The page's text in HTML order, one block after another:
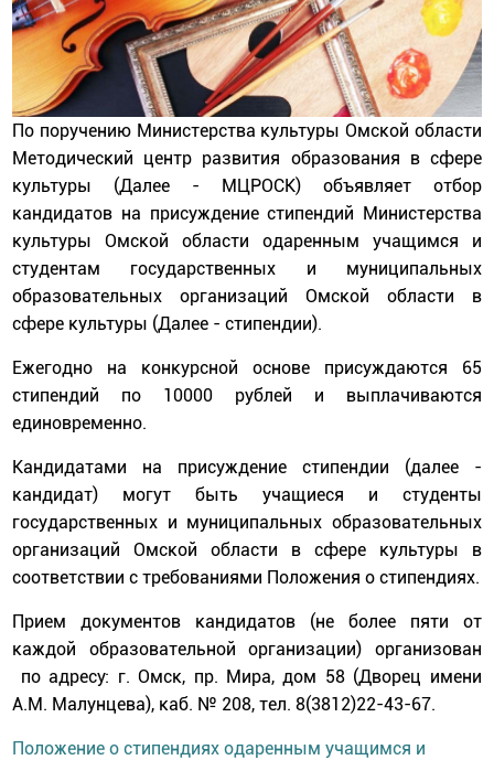
По поручению Министерства культуры Омской области
Методический центр развития образования в сфере
культуры (Далее - МЦРОСК) объявляет отбор
кандидатов на присуждение стипендий Министерства
культуры Омской области одаренным учащимся и
студентам государственных и муниципальных
образовательных организаций Омской области в
сфере культуры (Далее - стипендии).
Ежегодно на конкурсной основе присуждаются 65
стипендий по 10000 рублей и выплачиваются
единовременно.
Кандидатами на присуждение стипендии (далее -
кандидат) могут быть учащиеся и студенты
государственных и муниципальных образовательных
организаций Омской области в сфере культуры в
соответствии с требованиями Положения о стипендиях.
Прием документов кандидатов (не более пяти от
каждой образовательной организации) организован
по адресу: г. Омск, пр. Мира, дом 58 (Дворец имени
А.М. Малунцева), каб. № 208, тел. 8(3812)22-43-67.
Положение о стипендиях одаренным учащимся и